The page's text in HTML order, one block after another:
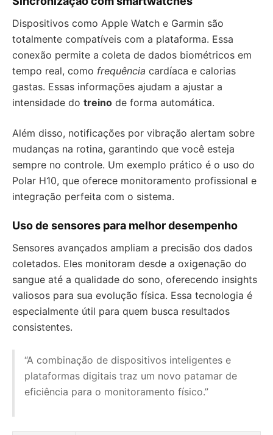
Dispositivos como Apple Watch e Garmin são
totalmente compatíveis com a plataforma. Essa
conexão permite a coleta de dados biométricos em
tempo real, como frequência cardíaca e calorias
gastas. Essas informações ajudam a ajustar a
intensidade do treino de forma automática.
Além disso, notificações por vibração alertam sobre
mudanças na rotina, garantindo que você esteja
sempre no controle. Um exemplo prático é o uso do
Polar H10, que oferece monitoramento profissional e
integração perfeita com o sistema.
Uso de sensores para melhor desempenho
Sensores avançados ampliam a precisão dos dados
coletados. Eles monitoram desde a oxigenação do
sangue até a qualidade do sono, oferecendo insights
valiosos para sua evolução física. Essa tecnologia é
especialmente útil para quem busca resultados
consistentes.
“A combinação de dispositivos inteligentes e
plataformas digitais traz um novo patamar de
eficiência para o monitoramento físico.”